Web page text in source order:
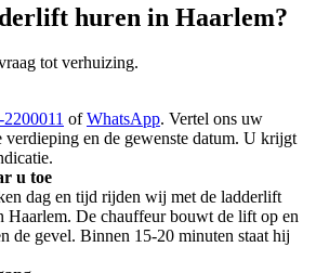
huren in Haarlem?
tot verhuizing.
2200011 ofWhatsApp. Vertel ons uw
verdieping en de gewenste datum. U krijgt
u toe
dag en tijd rijden wij met de ladderlift
Haarlem. De chauffeur bouwt de lift op en
de gevel. Binnen 15-20 minuten staat hij